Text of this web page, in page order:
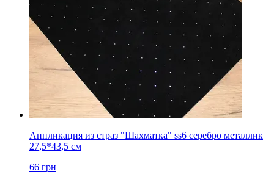
Аппликация из страз "Шахматка" ss6 серебро металлик
27,5*43,5 см
66 грн